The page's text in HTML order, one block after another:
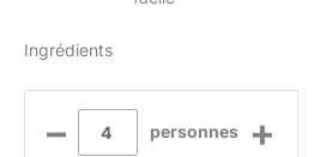
Ingrédients
– personnes +